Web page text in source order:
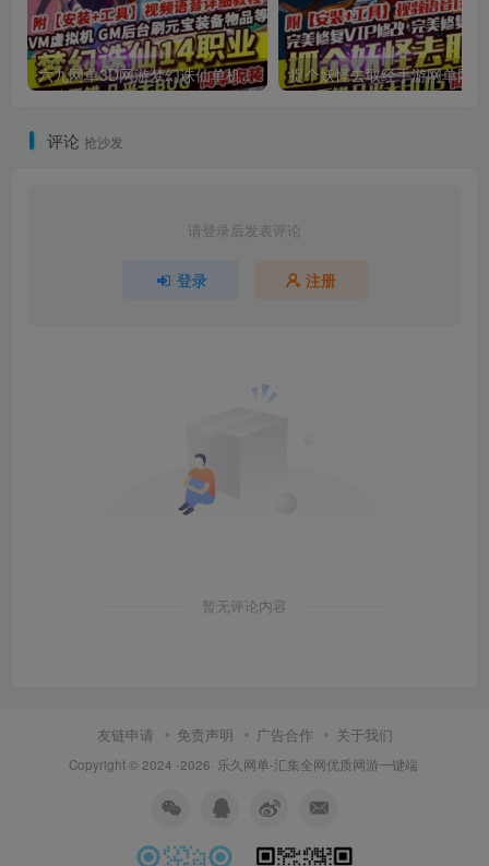
六九网单3D网游梦幻诛仙单机版14职业回合手游完整一键端GM刷元宝金钱物品
评论 抢沙发
请登录后发表评论
登录 注册
暂无评论内容
友链申请 免责声明 广告合作 关于我们
Copyright © 2024 -2026· 乐久网单-汇集全网优质网游一键端